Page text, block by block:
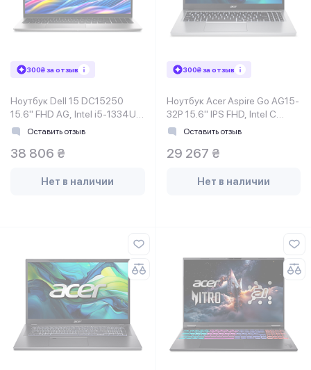
300₴ за отзыв
Ноутбук Dell 15 DC15250
15.6" FHD AG, Intel i5-1334U,
16GB, F512GB, UMA, Lin,
Оставить отзыв
38 806 ₴
Нет в наличии
300₴ за отзыв
Ноутбук Acer Aspire Go AG15-
32P 15.6" IPS FHD, Intel C
N150, 8GB, F512GB, UMA, Lin,
Оставить отзыв
29 267 ₴
Нет в наличии